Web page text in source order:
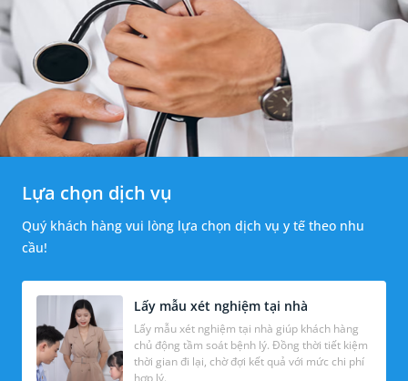
Lựa chọn dịch vụ
Quý khách hàng vui lòng lựa chọn dịch vụ y tế theo nhu
cầu!
Lấy mẫu xét nghiệm tại nhà
Lấy mẫu xét nghiệm tại nhà giúp khách hàng
chủ động tầm soát bệnh lý. Đồng thời tiết kiệm
thời gian đi lại, chờ đợi kết quả với mức chi phí
hợp lý.